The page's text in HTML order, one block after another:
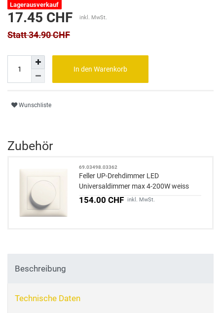
Lagerausverkauf
Statt 34.90 CHF
17.45 CHF inkl. MwSt.
In den Warenkorb
Wunschliste
Zubehör
69.03498.03362
Feller UP-Drehdimmer LED
Universaldimmer max 4-200W weiss
EDIZIOdue
154.00 CHF inkl. MwSt.
Beschreibung
Technische Daten